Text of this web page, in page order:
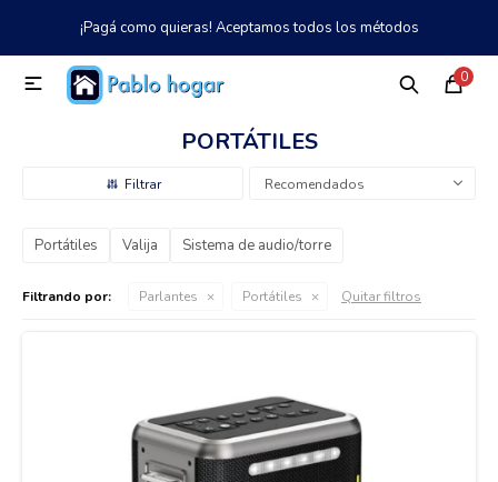
¡Pagá como quieras! Aceptamos todos los métodos
0

PORTÁTILES
Recomendados
Portátiles Valija Sistema de audio/torre
Filtrando por: Parlantes Portátiles Quitar filtros
MI CUENTA
Catálogo Tienda 097 997 042
Climatización
Refrigeración
Electrodomésticos